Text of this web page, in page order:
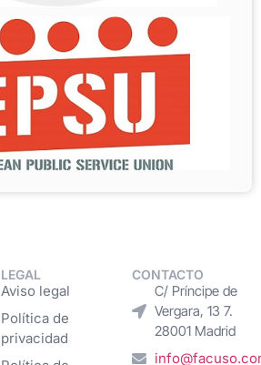
LEGAL
Aviso legal
Política de
privacidad
CONTACTO
C/ Príncipe de
Vergara, 13 7.
28001 Madrid